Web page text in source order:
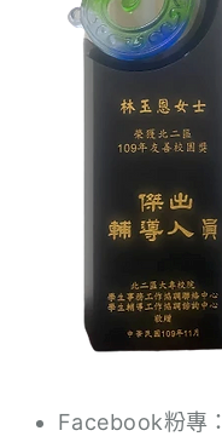
Facebook粉專：